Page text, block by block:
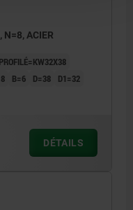
N=8, ACIER
PROFILÉ=KW32X38
B=6 D=38 D1=32
DÉTAILS